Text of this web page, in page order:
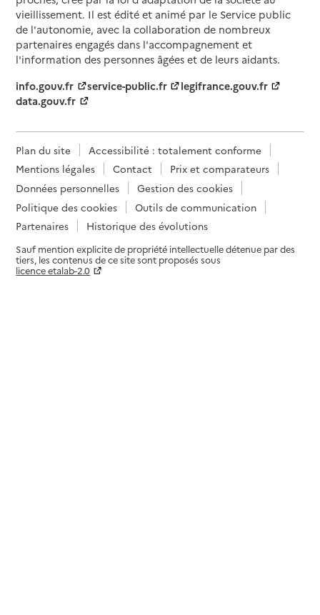
vieillissement. Il est édité et animé par le Service public
de l'autonomie, avec la collaboration de nombreux
partenaires engagés dans l'accompagnement et
l'information des personnes âgées et de leurs aidants.
info.gouv.fr
service-public.fr
legifrance.gouv.fr
data.gouv.fr
Plan du site
Accessibilité : totalement conforme
Mentions légales
Contact
Prix et comparateurs
Données personnelles
Gestion des cookies
Politique des cookies
Outils de communication
Partenaires
Historique des évolutions
Sauf mention explicite de propriété intellectuelle détenue par des
tiers, les contenus de ce site sont proposés sous
licence etalab-2.0